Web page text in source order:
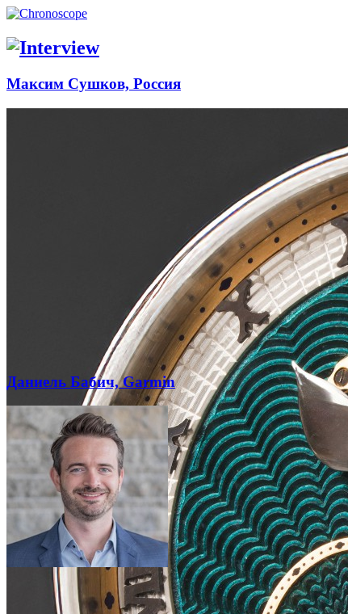
Максим Сушков, Россия
Даниель Бабич, Garmin